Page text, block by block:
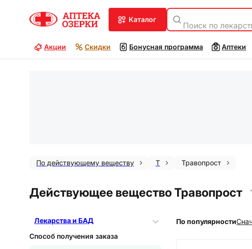
каталог
Поиск по
Акции Скидки Бонусная программа Аптеки
По действующему веществу Т Травопрост
Действующее вещество Травопрост
Лекарства и БАД
Способ получения заказа
По популярности